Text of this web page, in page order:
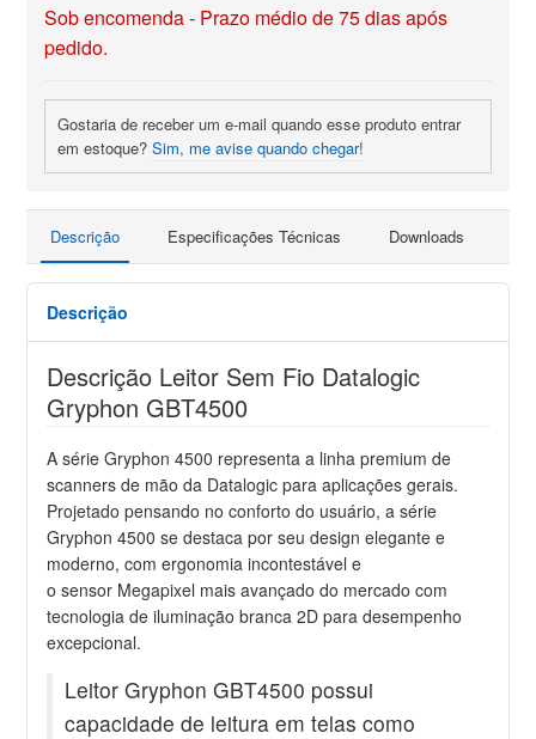
Sob encomenda - Prazo médio de 75 dias após
pedido.
Gostaria de receber um e-mail quando esse produto entrar
em estoque?Sim, me avise quando chegar!
Descrição Especificações Técnicas Downloads
Descrição
Descrição Leitor Sem Fio Datalogic
Gryphon GBT4500
A série Gryphon 4500 representa a linha premium de
scanners de mão da Datalogic para aplicações gerais.
Projetado pensando no conforto do usuário, a série
Gryphon 4500 se destaca por seu design elegante e
moderno, com ergonomia incontestável e
o sensor Megapixel mais avançado do mercado com
tecnologia de iluminação branca 2D para desempenho
excepcional.
Leitor Gryphon GBT4500 possui
capacidade de leitura em telas como